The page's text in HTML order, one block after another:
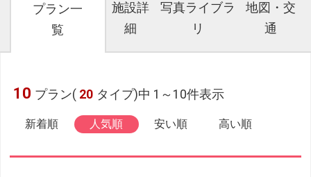
プラン一
覧
施設詳
細
写真ライブラ
リ
地図・交
通
10 プラン( 20 タイプ)中 1～10件表示
新着順 人気順 安い順 高い順